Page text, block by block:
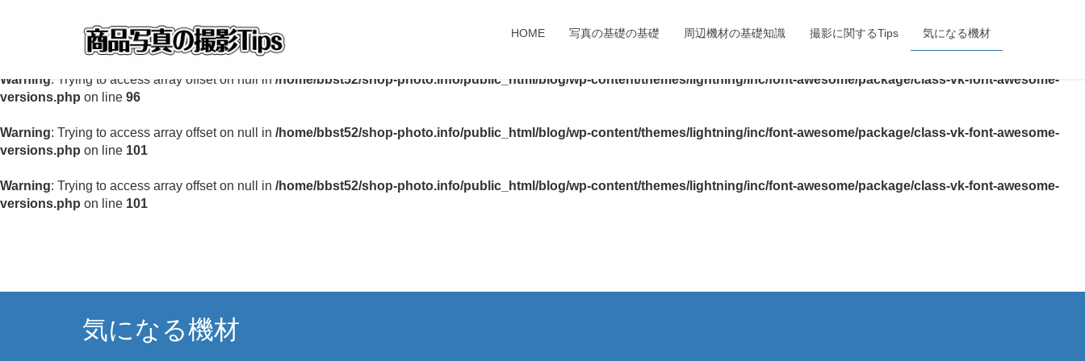
: Undefined array key "6_WebFonts_CSS" in
/home/bbst52/shop-photo.info/public_html/blog/wp-content/themes/lightning/inc/font-awesome/package/class-vk-font-
awesome-versions.phpon line67
Warning: Trying to access array offset on null in /home/bbst52/shop-photo.info/public_html/blog/wp-content/themes/lightning/inc/font-awesome/package/class-vk-font-awesome-
versions.php on line 96
Warning: Trying to access array offset on null in /home/bbst52/shop-photo.info/public_html/blog/wp-content/themes/lightning/inc/font-awesome/package/class-vk-font-awesome-
versions.php on line 101
Warning: Trying to access array offset on null in /home/bbst52/shop-photo.info/public_html/blog/wp-content/themes/lightning/inc/font-awesome/package/class-vk-font-awesome-
versions.php on line 101
HOME 写真の基礎の基礎 周辺機材の基礎知識 撮影に関するTips 気になる機材
気になる機材